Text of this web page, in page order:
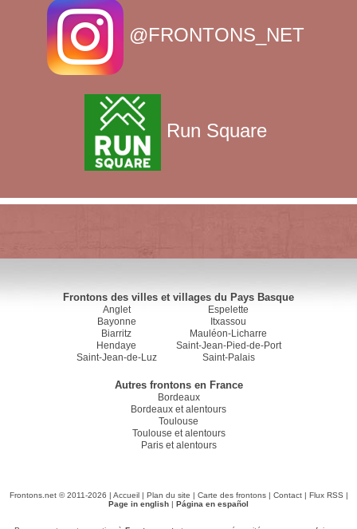
@FRONTONS_NET
Run Square
Frontons des villes et villages du Pays Basque
Anglet
Bayonne
Biarritz
Hendaye
Saint-Jean-de-Luz
Espelette
Itxassou
Mauléon-Licharre
Saint-Jean-Pied-de-Port
Saint-Palais
Autres frontons en France
Bordeaux
Bordeaux et alentours
Toulouse
Toulouse et alentours
Paris et alentours
Frontons.net © 2011-2026 | Accueil| Plan du site | Carte des frontons| Contact| Flux RSS |
Page in english | Página en español